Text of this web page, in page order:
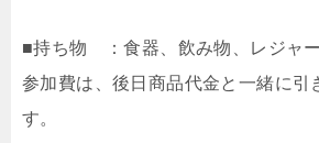
■持ち物 ：食器、飲み物、レジャ
参加費は、後日商品代金と一緒に引
す。